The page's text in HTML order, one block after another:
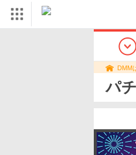
DMM
パ